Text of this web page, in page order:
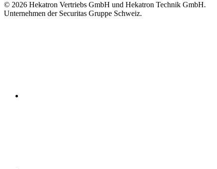
© 2026 Hekatron Vertriebs GmbH und Hekatron Technik GmbH.
Unternehmen der Securitas Gruppe Schweiz.